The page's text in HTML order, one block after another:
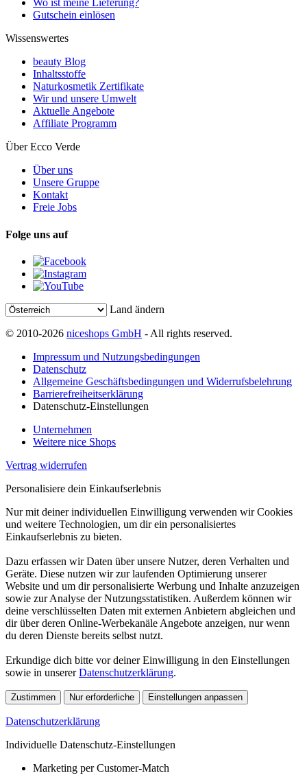
Wo ist meine Lieferung?
Gutschein einlösen
Wissenswertes
beauty Blog
Inhaltsstoffe
Naturkosmetik Zertifikate
Wir und unsere Umwelt
Aktuelle Angebote
Affiliate Programm
Über Ecco Verde
Über uns
Unsere Gruppe
Kontakt
Freie Jobs
Folge uns auf
Land ändern
© 2010-2026 niceshops GmbH - All rights reserved.
Impressum und Nutzungsbedingungen
Datenschutz
Allgemeine Geschäftsbedingungen und Widerrufsbelehrung
Barrierefreiheitserklärung
Datenschutz-Einstellungen
Unternehmen
Weitere nice Shops
Vertrag widerrufen
Personalisiere dein Einkaufserlebnis
Nur mit deiner individuellen Einwilligung verwenden wir Cookies
und weitere Technologien, um dir ein personalisiertes
Einkaufserlebnis zu bieten.
Dazu erfassen wir Daten über unsere Nutzer, deren Verhalten und
Geräte. Diese nutzen wir zur laufenden Optimierung unserer
Website und um dir personalisierte Werbung und Inhalte anzuzeigen
sowie zur Analyse der Nutzungsstatistiken. Außerdem können wir
deine verschlüsselten Daten mit externen Anbietern abgleichen und
dir über deren Online-Werbekanäle Angebote anzeigen, nur wenn
du deren Dienste bereits selbst nutzt.
Erkundige dich bitte vor deiner Einwilligung in den Einstellungen
sowie in unsererDatenschutzerklärung.
Zustimmen Nur erforderliche Einstellungen anpassen
Datenschutzerklärung
Individuelle Datenschutz-Einstellungen
Marketing per Customer-Match